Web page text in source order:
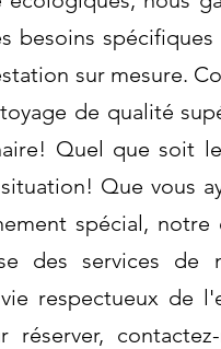
besoins
sur mesure.
de qualité
Quel que soit
Que vous
spécial,
des services de
respectueux de